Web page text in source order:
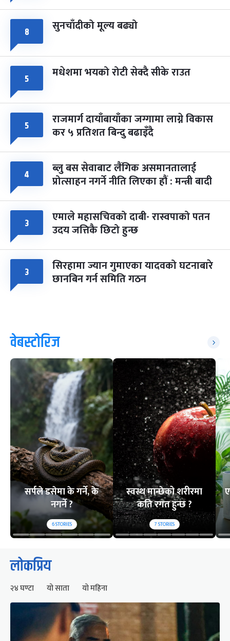
८ सुनचाँदीको मूल्य बढ्यो
५ मधेशमा भयको रोटी सेक्दै सीके राउत
५ राजमार्ग दायाँबायाँका जग्गामा लाग्ने विकास
कर ५ प्रतिशत बिन्दु बढाइँदै
४ ब्लु बस सेवाबाट लैंगिक असमानतालाई
प्रोत्साहन नगर्ने नीति लिएका हौं : मन्त्री बादी
३ एमाले महासचिवको दाबी- रास्वपाको पतन
उदय जत्तिकै छिटो हुन्छ
३ सिरहामा ज्यान गुमाएका यादवको घटनाबारे
छानबिन गर्न समिति गठन
वेबस्टोरिज
सर्पले डसेमा के गर्ने, के
नगर्ने ?
6STORIES
स्वस्थ मान्छेको शरीरमा
कति रगत हुन्छ ?
7STORIES
लोकप्रिय
२४ घण्टा यो साता यो महिना